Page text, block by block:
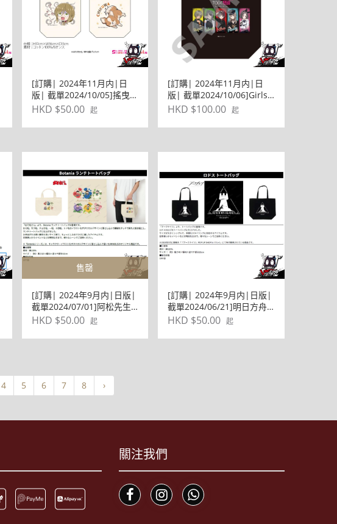
[訂購| 2024年11月内|日
版| 截單2024/10/05]搖曳露
營△ SEASON3 ぷちちょこ
子
HKD $50.00 起
[訂購| 2024年11月内|日
版| 截單2024/10/06]Girls
Band Cry 環保BAG包
HKD $100.00 起
售罄
[訂購| 2024年9月内|日版|
截單2024/07/01]阿松先生
Botania 午餐環保BAG包
HKD $50.00 起
[訂購| 2024年9月内|日版|
截單2024/06/21]明日方舟
ロドス ロドス 環保袋
HKD $50.00 起
4 5 6 7 8 ›
關注我們